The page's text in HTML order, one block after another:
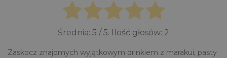
Średnia: 5 / 5. Ilość głosów: 2
Zaskocz znajomych wyjątkowym drinkiem z marakui, pasty